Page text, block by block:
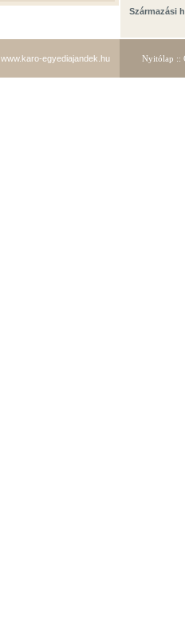
Származási
www.karo-egyediajandek.hu Nyitólap ::